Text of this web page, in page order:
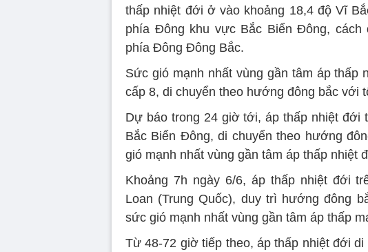
thấp nhiệt đới ở vào khoảng 18,4 độ Vĩ
phía Đông khu vực Bắc Biển Đông, cách
phía Đông Đông Bắc.
Sức gió mạnh nhất vùng gần tâm áp thấp
cấp 8, di chuyển theo hướng đông bắc với
Dự báo trong 24 giờ tới, áp thấp nhiệt đới
Bắc Biển Đông, di chuyển theo hướng
gió mạnh nhất vùng gần tâm áp thấp nhiệt
Khoảng 7h ngày 6/6, áp thấp nhiệt đới
Loan (Trung Quốc), duy trì hướng đông
sức gió mạnh nhất vùng gần tâm áp thấp
Từ 48-72 giờ tiếp theo, áp thấp nhiệt đới